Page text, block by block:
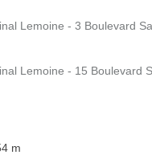
Lemoine - 3 Boulevard
Lemoine - 15 Boulevard
m